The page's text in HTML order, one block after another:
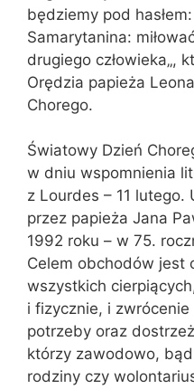
będziemy pod hasłem:
Samarytanina:
drugiego człowieka„,
Orędzia papieża
Chorego.
Światowy Dzień
w dniu wspomnienia
z Lourdes – 11 lutego.
przez papieża Jana
1992 roku – w 75.
Celem obchodów jest
wszystkich
i fizycznie, i
potrzeby oraz
którzy zawodowo,
rodziny czy